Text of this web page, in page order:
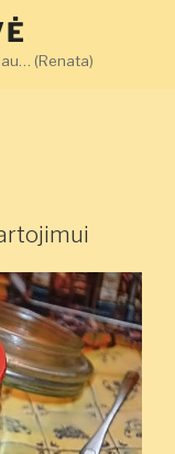
(Renata)